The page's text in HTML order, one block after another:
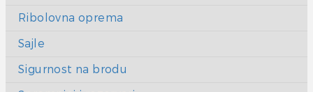
Ribolovna oprema
Sajle
Sigurnost na brodu